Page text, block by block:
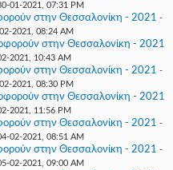
01-2021, 07:31 PM
στην Θεσσαλονίκη - 2021 -
2021, 08:24 AM
στην Θεσσαλονίκη - 2021
2021, 10:43 AM
στην Θεσσαλονίκη - 2021 -
2021, 08:30 PM
στην Θεσσαλονίκη - 2021
2021, 11:56 PM
στην Θεσσαλονίκη - 2021 -
02-2021, 08:51 AM
στην Θεσσαλονίκη - 2021 -
02-2021, 09:00 AM